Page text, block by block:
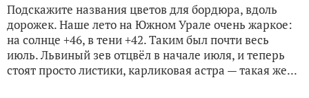
Подскажите названия цветов для бордюра, вдоль
дорожек. Наше лето на Южном Урале очень жаркое:
на солнце +46, в тени +42. Таким был почти весь
июль. Львиный зев отцвёл в начале июля, и теперь
стоят просто листики, карликовая астра — такая же...